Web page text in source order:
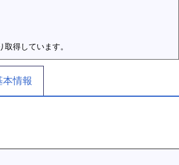
取得しています。
本情報